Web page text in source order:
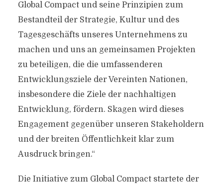
Global Compact und seine Prinzipien zum
Bestandteil der Strategie, Kultur und des
Tagesgeschäfts unseres Unternehmens zu
machen und uns an gemeinsamen Projekten
zu beteiligen, die die umfassenderen
Entwicklungsziele der Vereinten Nationen,
insbesondere die Ziele der nachhaltigen
Entwicklung, fördern. Skagen wird dieses
Engagement gegenüber unseren Stakeholdern
und der breiten Öffentlichkeit klar zum
Ausdruck bringen.“
Die Initiative zum Global Compact startete der